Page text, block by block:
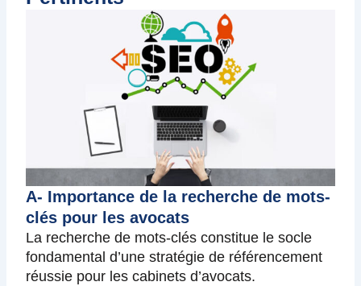
A- Importance de la recherche de mots-
clés pour les avocats
La recherche de mots-clés constitue le socle
fondamental d’une stratégie de référencement
réussie pour les cabinets d’avocats.